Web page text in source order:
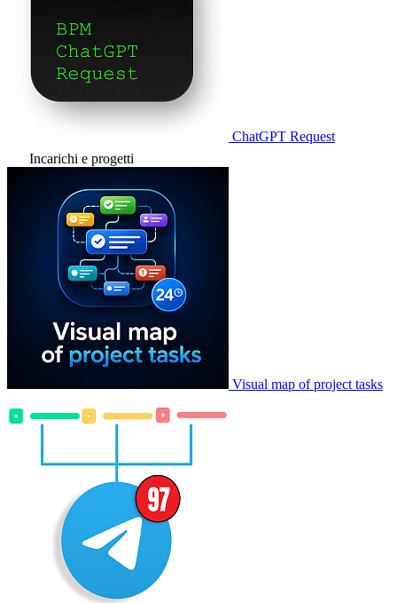
ChatGPT Request
Incarichi e progetti
Visual map of project tasks